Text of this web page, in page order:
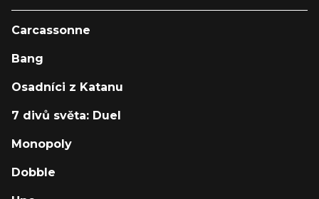
Carcassonne
Bang
Osadníci z Katanu
7 divů světa: Duel
Monopoly
Dobble